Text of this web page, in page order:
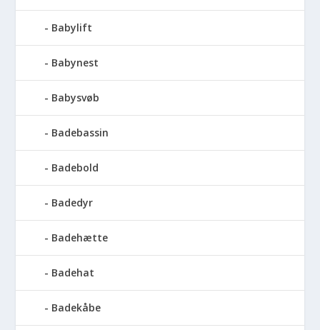
Babylift
Babynest
Babysvøb
Badebassin
Badebold
Badedyr
Badehætte
Badehat
Badekåbe